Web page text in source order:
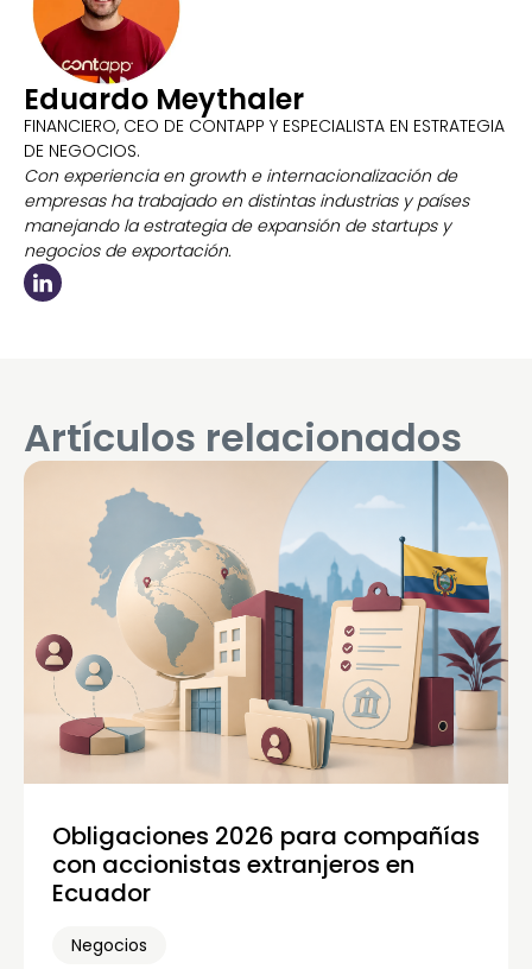
Eduardo Meythaler
FINANCIERO, CEO DE CONTAPP Y ESPECIALISTA EN ESTRATEGIA
DE NEGOCIOS.
Con experiencia en growth e internacionalización de
empresas ha trabajado en distintas industrias y países
manejando la estrategia de expansión de startups y
negocios de exportación.
Artículos relacionados
Obligaciones 2026 para compañías
con accionistas extranjeros en
Ecuador
Negocios